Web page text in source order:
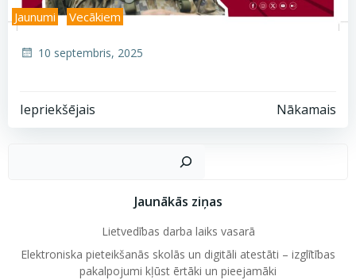
Jaunumi Vecākiem
10 septembris, 2025
Post
Iepriekšējais
Post
navigation
Nākamais
Jaunākās ziņas
Lietvedības darba laiks vasarā
Elektroniska pieteikšanās skolās un digitāli atestāti – izglītības
pakalpojumi kļūst ērtāki un pieejamāki